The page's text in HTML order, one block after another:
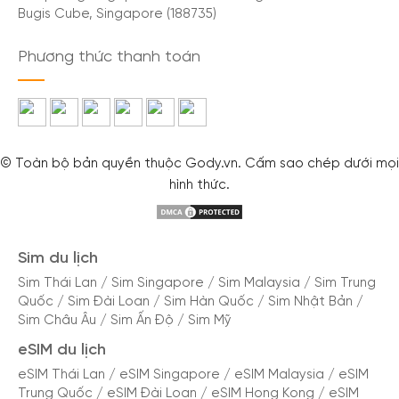
đi của mình.
Du lịch Ấn Độ mang lại trải nghiệm tuyệt vời với
thực phong phú. Để đảm bảo chuyến đi trọn vẹn,
eSIM khi du lịch Ấn Độ là giải pháp hoàn hảo cho
kết nối internet tiện lợi, tiết kiệm và an toàn. Dưới
Ấn Độ:
Tiện lợi: Mua và kích hoạt dễ dàng, sử dụng linh
hoạt.
Tiết kiệm: Tiết kiệm chi phí và thời gian
Bugis Cube, Singapore (188735)
Phương thức thanh toán
© Toàn bộ bản quyền thuộc Gody.vn. Cấm sao chép dưới mọi
hình thức.
Sim du lịch
Sim Thái Lan / Sim Singapore / Sim Malaysia / Sim Trung
Quốc / Sim Đài Loan / Sim Hàn Quốc / Sim Nhật Bản /
Sim Châu Âu / Sim Ấn Độ / Sim Mỹ
eSIM du lịch
eSIM Thái Lan / eSIM Singapore / eSIM Malaysia / eSIM
Trung Quốc / eSIM Đài Loan / eSIM Hong Kong / eSIM